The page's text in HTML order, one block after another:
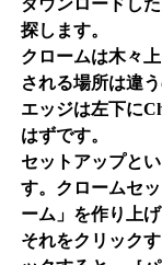
ダウンロードし
探します。
クロームは木々
される場所は違う
エッジは左下に
はずです。
セットアップと
す。クロームセ
ーム」を作り上
それをクリック